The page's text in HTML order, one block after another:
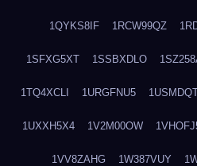
1QYKS8IF 1RCW99QZ
1SFXG5XT 1SSBXDLO
1TQ4XCLI 1URGFNU5
1UXXH5X4 1V2M00OW
1VV8ZAHG 1W387VUY